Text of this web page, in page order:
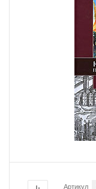
Артикул